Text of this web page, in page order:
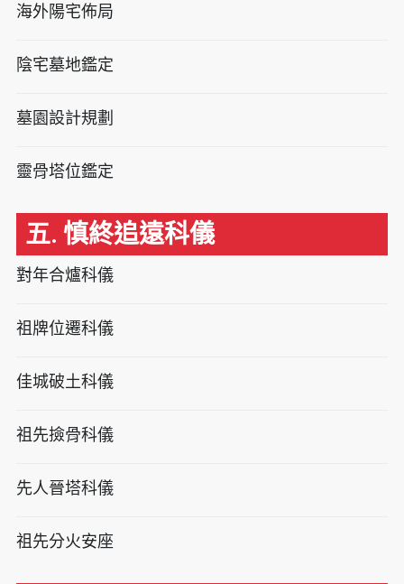
海外陽宅佈局
陰宅墓地鑑定
墓園設計規劃
靈骨塔位鑑定
五. 慎終追遠科儀
對年合爐科儀
祖牌位遷科儀
佳城破土科儀
祖先撿骨科儀
先人晉塔科儀
祖先分火安座